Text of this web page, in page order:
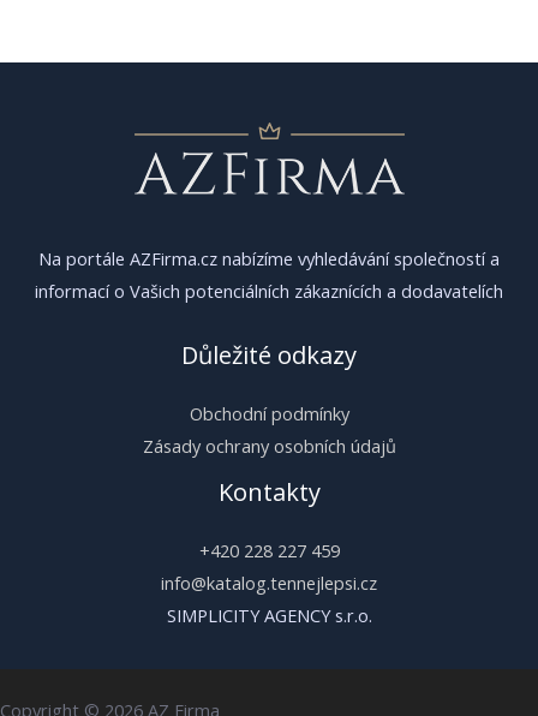
Na portále AZFirma.cz nabízíme vyhledávání společností a
informací o Vašich potenciálních zákaznících a dodavatelích
Důležité odkazy
Obchodní podmínky
Zásady ochrany osobních údajů
Kontakty
+420 228 227 459
info@katalog.tennejlepsi.cz
SIMPLICITY AGENCY s.r.o.
Copyright © 2026 AZ Firma